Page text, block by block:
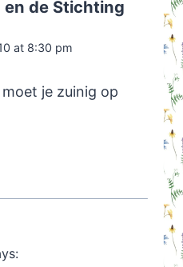
en de Stichting
at 8:30 pm
je zuinig op